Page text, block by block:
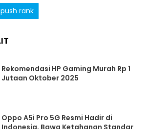
push rank
Rekomendasi HP Gaming Murah Rp 1
Jutaan Oktober 2025
Oppo A5i Pro 5G Resmi Hadir di
Indonesia, Bawa Ketahanan Standar